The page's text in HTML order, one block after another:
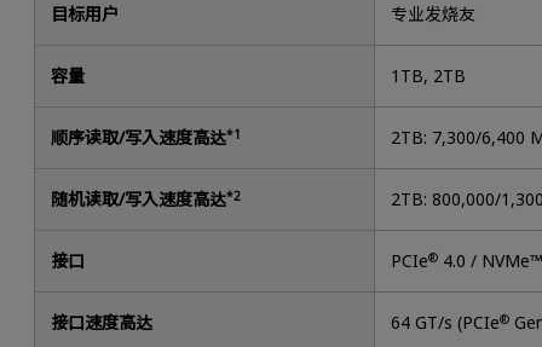
目标用户 专业发烧友
容量 1TB, 2TB
顺序读取/写入速度高达*1 2TB: 7,300/6,400
随机读取/写入速度高达*2 2TB: 800,000/
接口 PCIe® 4.0 /
接口速度高达 64 GT/s (PCIe®